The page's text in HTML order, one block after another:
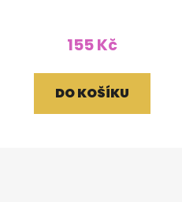
155 Kč
DO KOŠÍKU